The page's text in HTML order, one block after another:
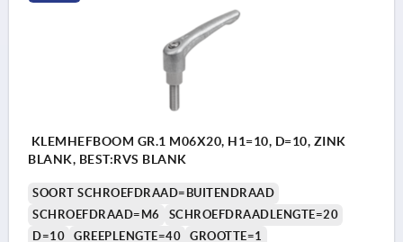
KLEMHEFBOOM GR.1 M06X20, H1=10, D=10, ZINK
BLANK, BEST:RVS BLANK
SOORT SCHROEFDRAAD=BUITENDRAAD
SCHROEFDRAAD=M6
SCHROEFDRAADLENGTE=20
D=10
GREEPLENGTE=40
GROOTTE=1